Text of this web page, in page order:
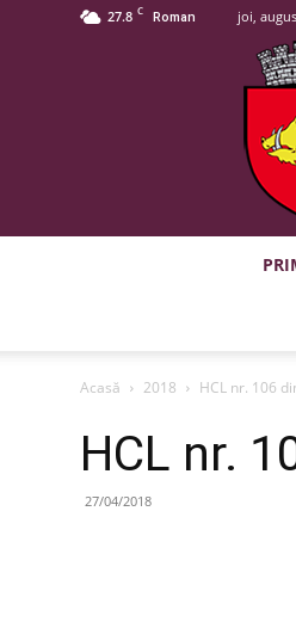
27.8 C Roman joi,
Acasă 2018 HCL nr. 106
HCL nr.
27/04/2018